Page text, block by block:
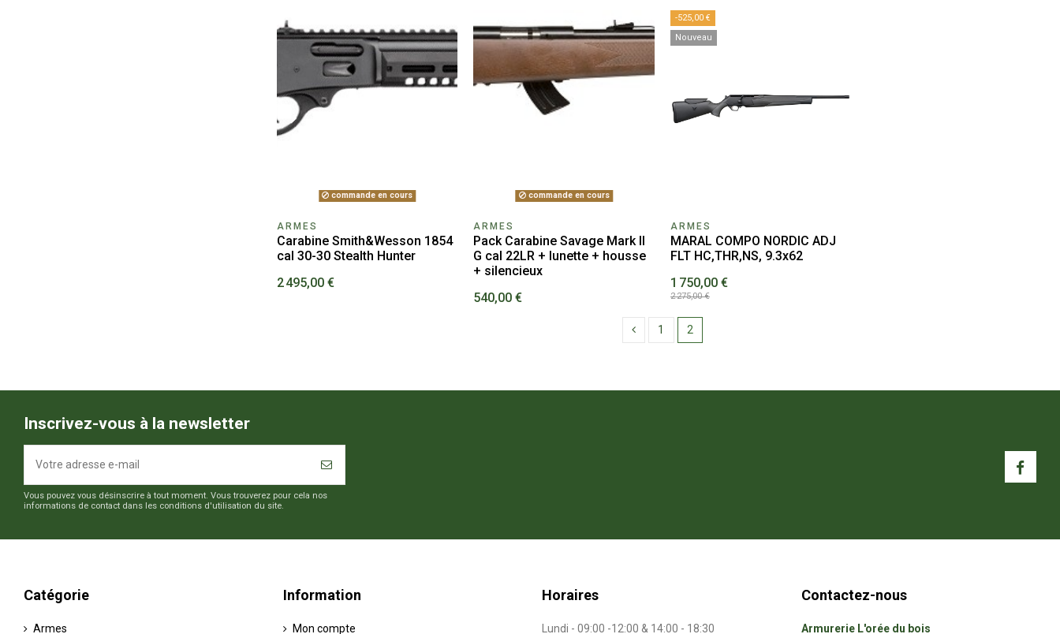
commande en cours
ARMES
Carabine Smith&Wesson 1854
cal 30-30 Stealth Hunter
2 495,00 €
commande en cours
ARMES
Pack Carabine Savage Mark II
G cal 22LR + lunette + housse
+ silencieux
540,00 €
-525,00 €
Nouveau
ARMES
MARAL COMPO NORDIC ADJ
FLT HC,THR,NS, 9.3x62
1 750,00 €
2 275,00 €
1 2
Inscrivez-vous à la newsletter
Vous pouvez vous désinscrire à tout moment. Vous trouverez pour cela nos
informations de contact dans les conditions d'utilisation du site.
Catégorie
Armes
Information
Mon compte
Horaires
Lundi - 09:00 -12:00 & 14:00 - 18:30
Contactez-nous
Armurerie L'orée du bois